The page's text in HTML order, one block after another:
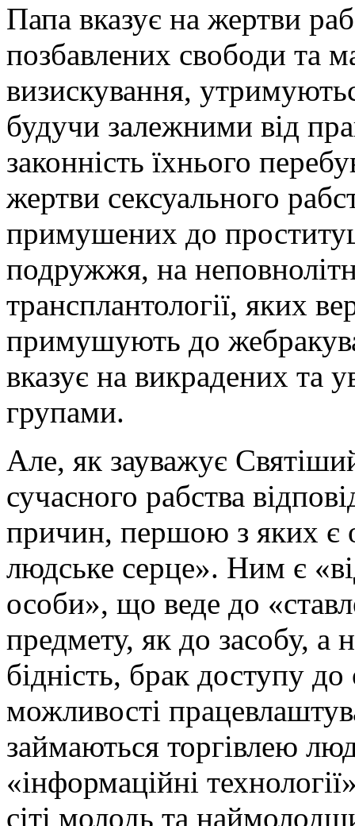
Папа вказує на жертви
позбавлених свободи та
визискування,
будучи залежними від
законність їхнього
жертви сексуального
примушених до
подружжя, на
трансплантології, яких
примушують до
вказує на викрадених та
групами.
Але, як зауважує
сучасного рабства
причин, першою з яких є
людське серце». Ним є
особи», що веде до
предмету, як до засобу,
бідність, брак доступу до
можливості
займаються торгівлею
«інформаційні
сіті молодь та